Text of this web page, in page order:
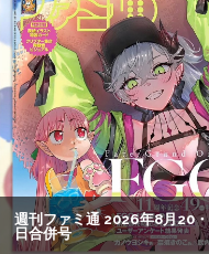
どの成果がない」
【画像】瀬戸環奈（セト
でシコらせにくるｗｗ
【悲報画像】ブルーロ
登場www
【画像】絵師「印刷会
わ」→お前がクレーマー